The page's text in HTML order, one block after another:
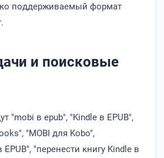
поддерживаемый формат
и поисковые
"mobi в epub", "Kindle в EPUB",
"MOBI для Kobo",
EPUB", "перенести книгу Kindle в